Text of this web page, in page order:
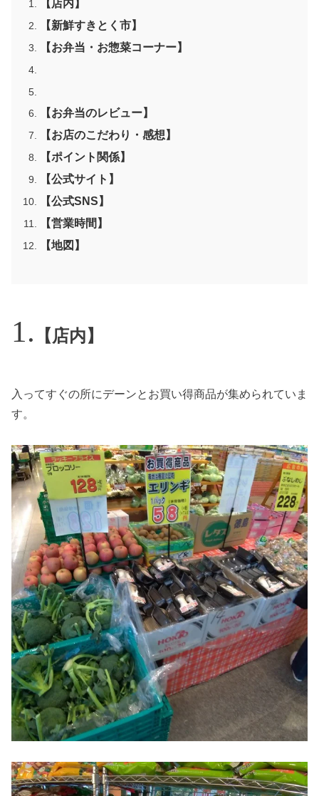
【店内】
【新鮮すきとく市】
【お弁当・お惣菜コーナー】
【お弁当のレビュー】
【お店のこだわり・感想】
【ポイント関係】
【公式サイト】
【公式SNS】
【営業時間】
【地図】
【店内】
入ってすぐの所にデーンとお買い得商品が集められていま
す。